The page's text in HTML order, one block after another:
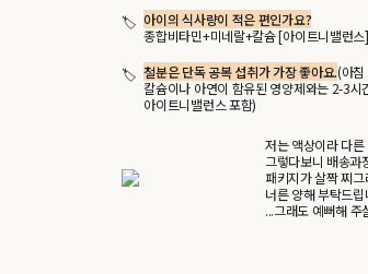
아이의 식사량이 적은 편인가요?
종합비타민+미네랄+칼슘 [아이트니밸런
철분은 단독 공복 섭취가 가장 좋아요.(아침
칼슘이나 아연이 함유된 영양제와는 2-3
아이트니밸런스 포함)
저는 액상이라 다
그렇다보니 배송과
패키지가 살짝 찌
너른 양해 부탁드립
...그래도 예뻐해 주